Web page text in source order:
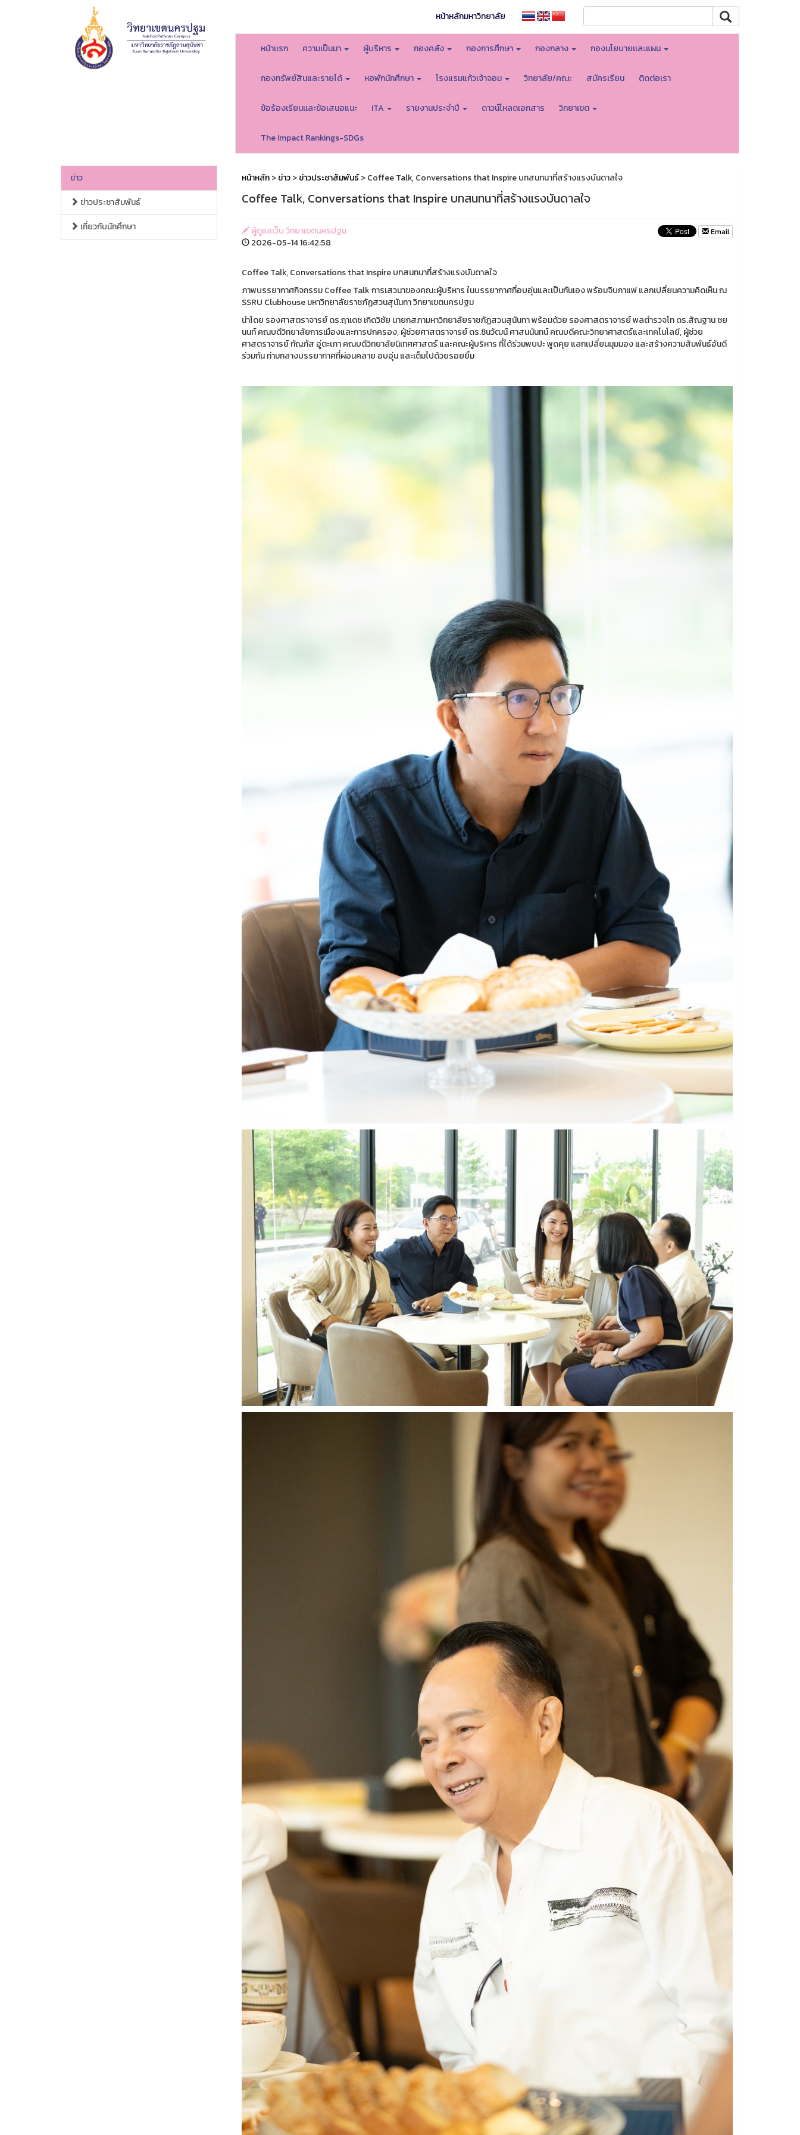
หน้าหลักมหาวิทยาลัย
หน้าเเรก ความเป็นมา ผู้บริหาร กองคลัง กองการศึกษา กองกลาง กองนโยบายเเละแผน
กองทรัพย์สินและรายได้ หอพักนักศึกษา โรงแรมแก้วเจ้าจอม วิทยาลัย/คณะ สมัครเรียน ติดต่อเรา
ข้อร้องเรียนเเละข้อเสนอแนะ ITA รายงานประจำปี ดาวน์โหลดเอกสาร วิทยาเขต
The Impact Rankings-SDGs
ข่าว
ข่าวประชาสัมพันธ์
เกี่ยวกับนักศึกษา
หน้าหลัก>ข่าว>ข่าวประชาสัมพันธ์> Coffee Talk, Conversations that Inspire บทสนทนาที่สร้างแรงบันดาลใจ
Coffee Talk, Conversations that Inspire บทสนทนาที่สร้างแรงบันดาลใจ
ผู้ดูแลเว็บ วิทยาเขตนครปฐม
2026-05-14 16:42:58
Email
Coffee Talk, Conversations that Inspire บทสนทนาที่สร้างแรงบันดาลใจ
ภาพบรรยากาศกิจกรรม Coffee Talk การเสวนาของคณะผู้บริหาร ในบรรยากาศที่อบอุ่นและเป็นกันเอง พร้อมจิบกาแฟ แลกเปลี่ยนความคิดเห็น ณ
SSRU Clubhouse มหาวิทยาลัยราชภัฏสวนสุนันทา วิทยาเขตนครปฐม
นำโดย รองศาสตราจารย์ ดร.ฤาเดช เกิดวิชัย นายกสภามหาวิทยาลัยราชภัฏสวนสุนันทา พร้อมด้วย รองศาสตราจารย์ พลตำรวจโท ดร.สัณฐาน ชย
นนท์ คณบดีวิทยาลัยการเมืองและการปกครอง, ผู้ช่วยศาสตราจารย์ ดร.ชินวัฒน์ ศาสนนันทน์ คณบดีคณะวิทยาศาสตร์และเทคโนโลยี, ผู้ช่วย
ศาสตราจารย์ กัญภัส อู่ตะเภา คณบดีวิทยาลัยนิเทศศาสตร์ และคณะผู้บริหาร ที่ได้ร่วมพบปะ พูดคุย แลกเปลี่ยนมุมมอง และสร้างความสัมพันธ์อันดี
ร่วมกัน ท่ามกลางบรรยากาศที่ผ่อนคลาย อบอุ่น และเต็มไปด้วยรอยยิ้ม